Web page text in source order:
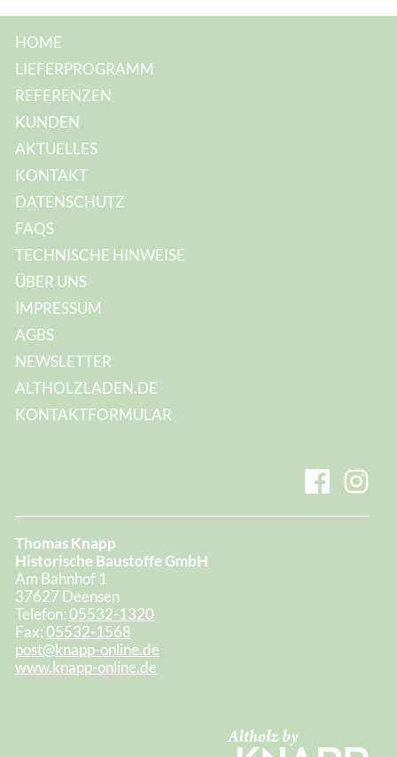
A
e
s
s
e
HOME
LIEFERPROGRAMM
REFERENZEN
KUNDEN
AKTUELLES
KONTAKT
DATENSCHUTZ
FAQS
TECHNISCHE HINWEISE
ÜBER UNS
IMPRESSUM
AGBS
NEWSLETTER
ALTHOLZLADEN.DE
KONTAKTFORMULAR
Thomas Knapp
Historische Baustoffe GmbH
Am Bahnhof 1
37627 Deensen
Telefon:05532-1320
Fax:05532-1568
post@knapp-online.de
www.knapp-online.de